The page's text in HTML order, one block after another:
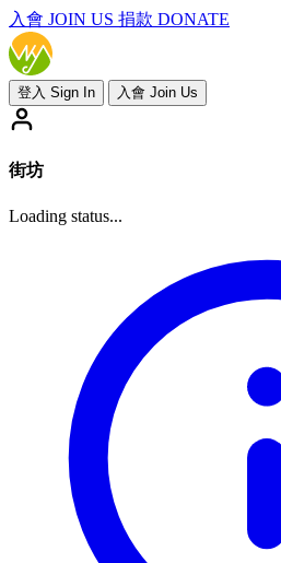
入會 JOIN US 捐款 DONATE
登入 Sign In 入會 Join Us
街坊
Loading status...